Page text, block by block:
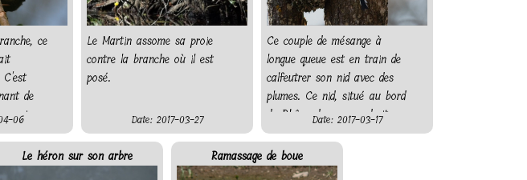
ce
de
aussi
06
Le Martin assome sa proie
contre la branche où il est
posé.
Date: 2017-03-27
Ce couple de mésange à
longue queue est en train de
calfeutrer son nid avec des
plumes. Ce nid, situé au bord
du Rhône dans un endroit
fréquenté, à été détruit par
des promeneurs la semaine
suivante...
Date: 2017-03-17
Le héron sur son arbre Ramassage de boue